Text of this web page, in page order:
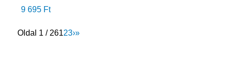
9 695 Ft
Oldal 1 / 26123›»